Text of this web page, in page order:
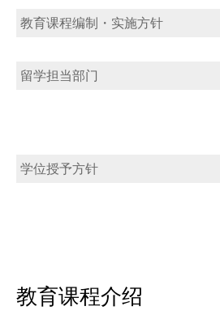
教育课程编制・实施方针
留学担当部门
学位授予方针
教育课程介绍